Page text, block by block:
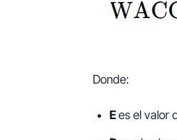
Donde:
Ees el valor